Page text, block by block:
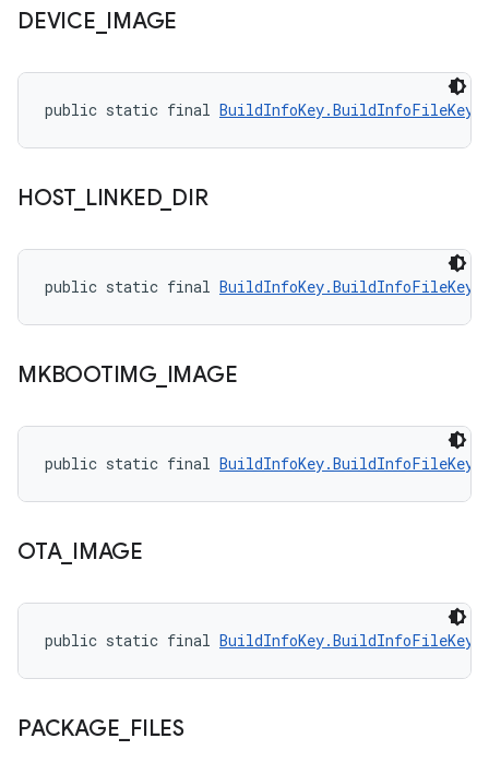
DEVICE IMAGE
public static final BuildInfoKey.BuildInfoFileKey
HOST_ LINKED_ DIR
public static final BuildInfoKey.BuildInfoFileKey
MKBOOTIMG_ IMAGE
public static final BuildInfoKey.BuildInfoFileKey
OTA_ IMAGE
public static final BuildInfoKey.BuildInfoFileKey
PACKAGE FILES